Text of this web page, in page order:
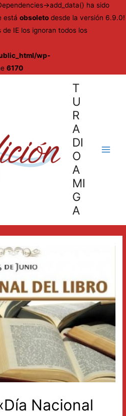
>add_data() ha sido
está obsoleto desde la versión 6.9.0!
IE los ignoran todos los
wp-
6170
T
U
R
A
DI
O
A
MI
G
A
Nacional